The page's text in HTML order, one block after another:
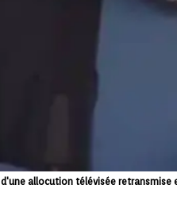
allocution télévisée